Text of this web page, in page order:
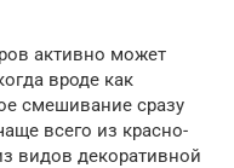
активно может
вроде как
смешивание сразу
всего из красно-
видов декоративной